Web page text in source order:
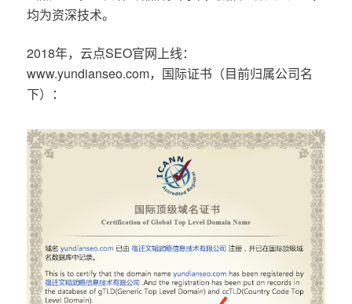
均为资深技术。
2018年，云点SEO官网上线：
www.yundianseo.com，国际证书（目前归属公司名
下）：